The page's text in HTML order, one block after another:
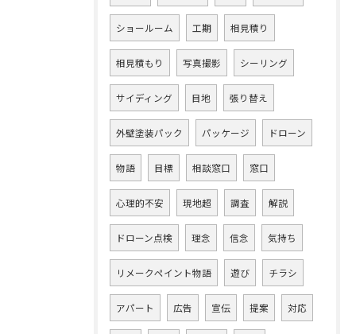
ショールーム 工期 相見積り
相見積もり 写真撮影 シーリング
サイディング 目地 張り替え
外壁塗装パック パッケージ ドローン
物語 目標 相談窓口 窓口
心理的不安 現地超 調査 解説
ドローン点検 理念 信念 気持ち
リメークペイント物語 遊び チラシ
アパート 広告 宣伝 提案 対応